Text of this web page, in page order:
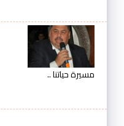
مسيرة حياتنا ..